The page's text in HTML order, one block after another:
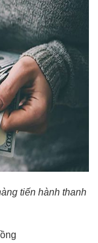
tiến hành thanh